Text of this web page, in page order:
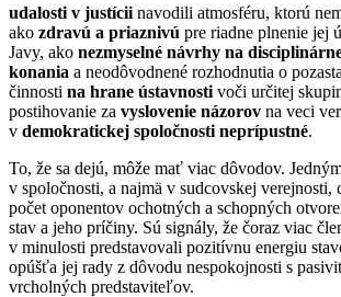
udalosti v justícii navodili atmosféru, ktorú
ako zdravú a priaznivú pre riadne plnenie jej
Javy, ako nezmyselné návrhy na
konania a neodôvodnené rozhodnutia o
činnosti na hrane ústavnosti voči určitej
postihovanie za vyslovenie názorov na veci
v demokratickej spoločnosti neprípustné.
To, že sa dejú, môže mať viac dôvodov.
v spoločnosti, a najmä v sudcovskej
počet oponentov ochotných a schopných
stav a jeho príčiny. Sú signály, že čoraz viac
v minulosti predstavovali pozitívnu energiu
opúšťa jej rady z dôvodu nespokojnosti s
vrcholných predstaviteľov.